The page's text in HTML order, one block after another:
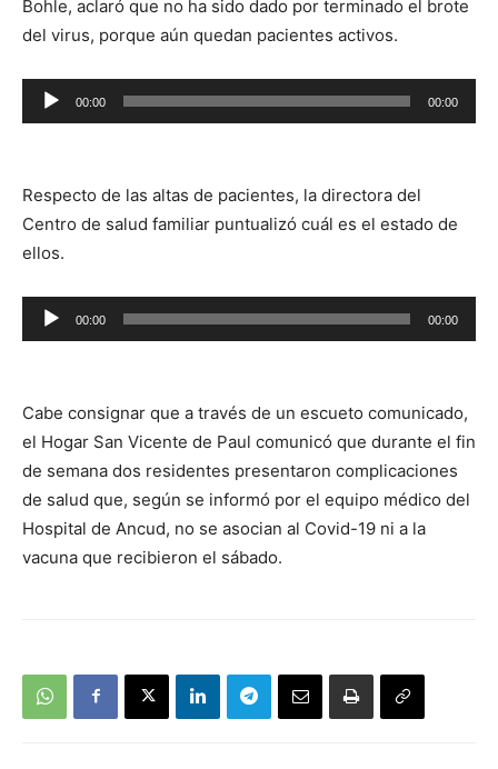
Bohle, aclaró que no ha sido dado por terminado el brote
del virus, porque aún quedan pacientes activos.
Reproductor
de
00:00 00:00
Respecto de las altas de pacientes, la directora del
Centro de salud familiar puntualizó cuál es el estado de
ellos.
Reproductor
de
00:00 00:00
Cabe consignar que a través de un escueto comunicado,
el Hogar San Vicente de Paul comunicó que durante el fin
de semana dos residentes presentaron complicaciones
de salud que, según se informó por el equipo médico del
Hospital de Ancud, no se asocian al Covid-19 ni a la
vacuna que recibieron el sábado.